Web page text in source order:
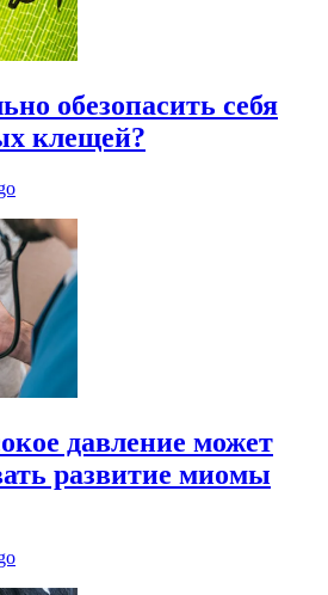
обезопасить себя
клещей?
давление может
развитие миомы